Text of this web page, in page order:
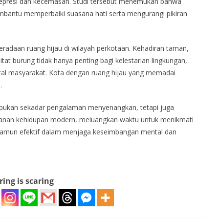
memperbaiki suasana hati serta mengurangi pikiran
ruang hijau di wilayah perkotaan. Kehadiran taman,
burung tidak hanya penting bagi kelestarian lingkungan,
masyarakat. Kota dengan ruang hijau yang memadai
sekadar pengalaman menyenangkan, tetapi juga
kehidupan modern, meluangkan waktu untuk menikmati
efektif dalam menjaga keseimbangan mental dan
is scaring